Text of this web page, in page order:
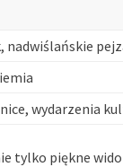
nadwiślańskie
wydarzenia
tylko piękne